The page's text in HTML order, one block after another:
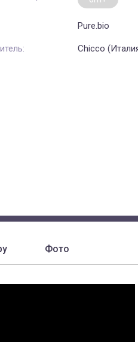
Pure.bio
Chicco
Фото